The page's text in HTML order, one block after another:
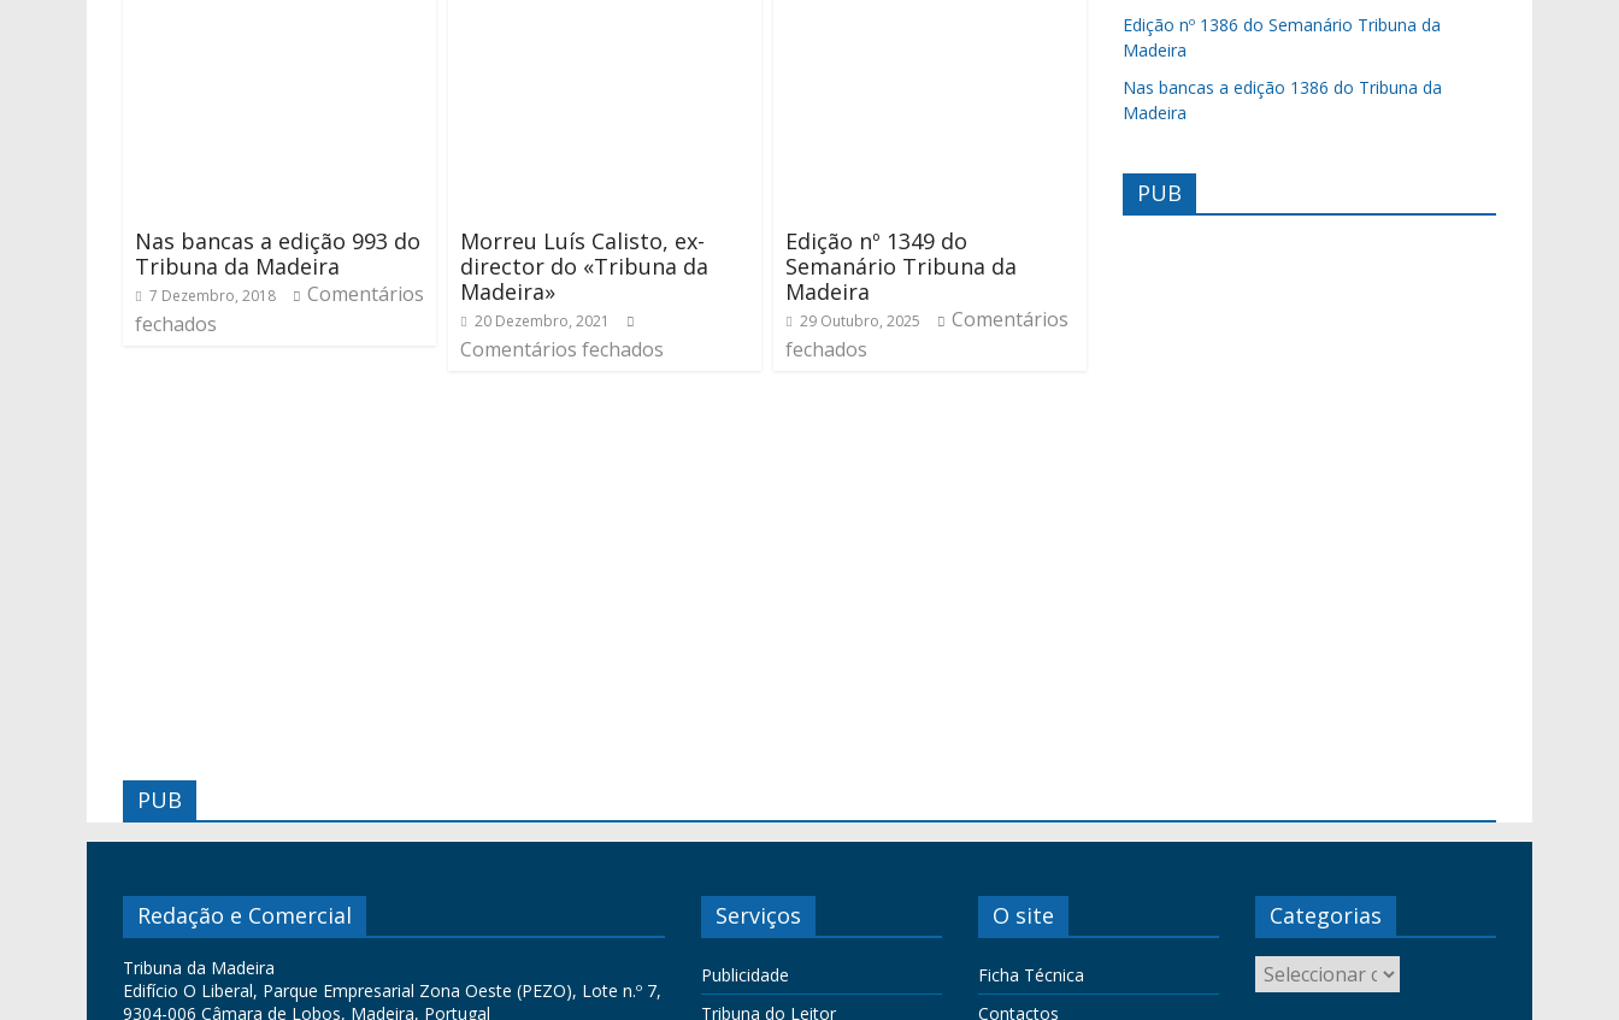
Nas bancas a edição 993 do
Tribuna da Madeira
7 Dezembro, 2018
Comentários
fechados
Morreu Luís Calisto, ex-
director do «Tribuna da
Madeira»
20 Dezembro, 2021
Comentários fechados
Edição nº 1349 do
Semanário Tribuna da
Madeira
29 Outubro, 2025
Comentários
fechados
Edição nº 1386 do Semanário Tribuna da
Madeira
Nas bancas a edição 1386 do Tribuna da
Madeira
PUB
PUB
Redação e Comercial
Tribuna da Madeira
Edifício O Liberal, Parque Empresarial Zona Oeste (PEZO), Lote n.º 7,
9304-006 Câmara de Lobos, Madeira, Portugal
Serviços
Publicidade
Tribuna do Leitor
O site
Ficha Técnica
Contactos
Categorias